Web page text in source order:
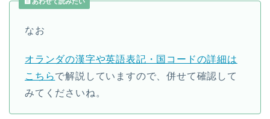
なお
オランダの漢字や英語表記・国コードの詳細は
こちらで解説していますので、併せて確認して
みてくださいね。